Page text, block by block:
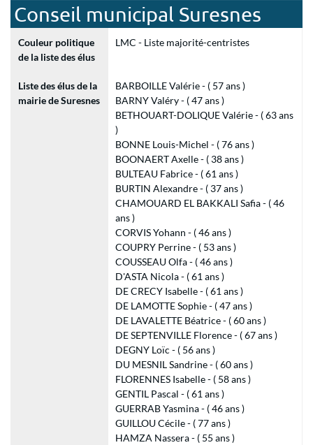
Conseil municipal Suresnes
Couleur politique
de la liste des élus
LMC - Liste majorité-centristes
Liste des élus de la
mairie de Suresnes
BARBOILLE Valérie - ( 57 ans )
BARNY Valéry - ( 47 ans )
BETHOUART-DOLIQUE Valérie - ( 63 ans
)
BONNE Louis-Michel - ( 76 ans )
BOONAERT Axelle - ( 38 ans )
BULTEAU Fabrice - ( 61 ans )
BURTIN Alexandre - ( 37 ans )
CHAMOUARD EL BAKKALI Safia - ( 46
ans )
CORVIS Yohann - ( 46 ans )
COUPRY Perrine - ( 53 ans )
COUSSEAU Olfa - ( 46 ans )
D'ASTA Nicola - ( 61 ans )
DE CRECY Isabelle - ( 61 ans )
DE LAMOTTE Sophie - ( 47 ans )
DE LAVALETTE Béatrice - ( 60 ans )
DE SEPTENVILLE Florence - ( 67 ans )
DEGNY Loïc - ( 56 ans )
DU MESNIL Sandrine - ( 60 ans )
FLORENNES Isabelle - ( 58 ans )
GENTIL Pascal - ( 61 ans )
GUERRAB Yasmina - ( 46 ans )
GUILLOU Cécile - ( 77 ans )
HAMZA Nassera - ( 55 ans )